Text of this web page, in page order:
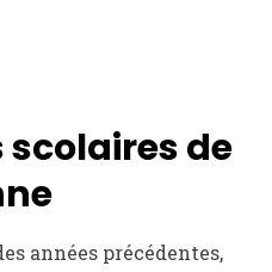
de
années précédentes,